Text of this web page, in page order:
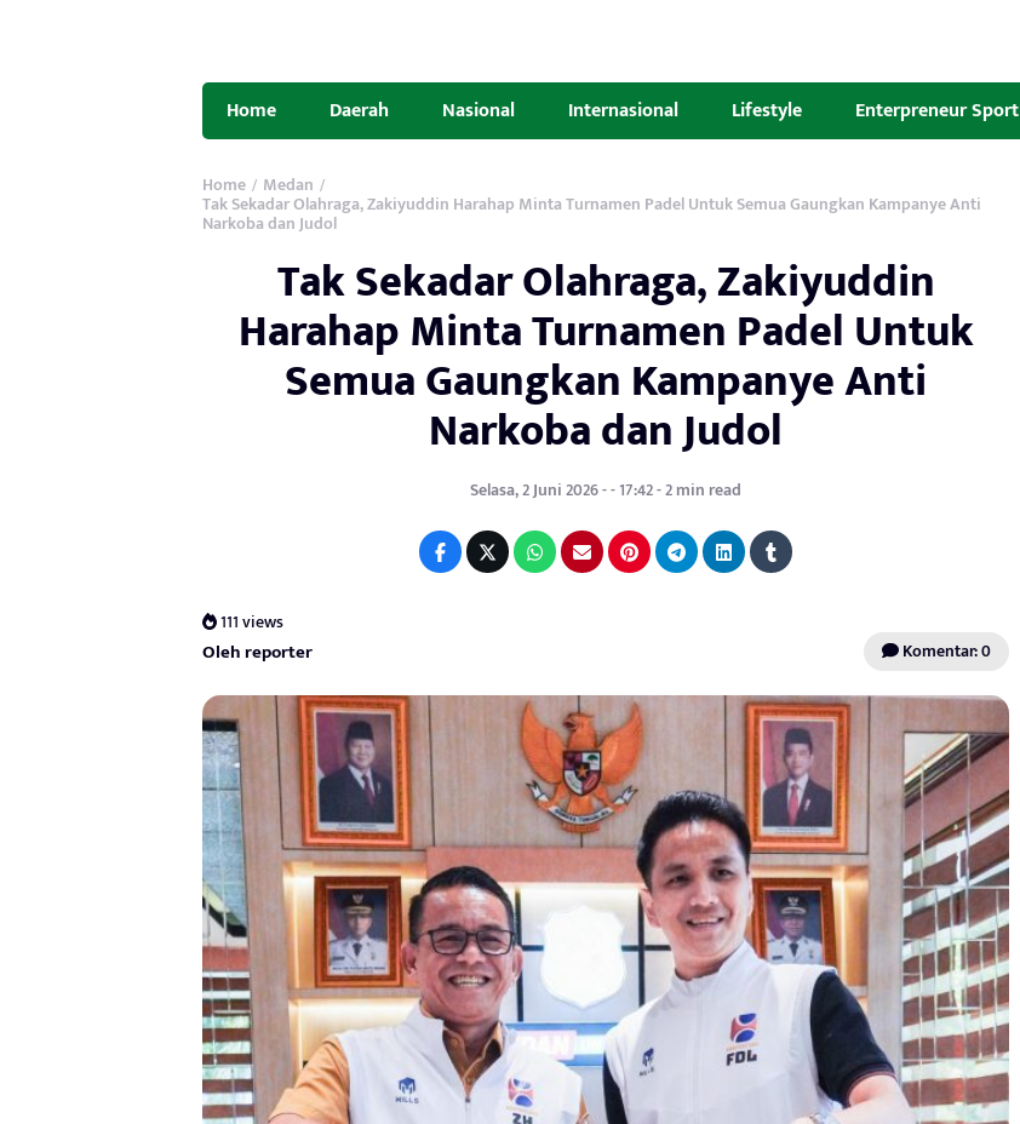
Home Daerah Nasional Internasional Lifestyle Enterpreneur Sport
Home / Medan /
Tak Sekadar Olahraga, Zakiyuddin Harahap Minta Turnamen Padel Untuk Semua Gaungkan Kampanye Anti
Narkoba dan Judol
Tak Sekadar Olahraga, Zakiyuddin
Harahap Minta Turnamen Padel Untuk
Semua Gaungkan Kampanye Anti
Narkoba dan Judol
Selasa, 2 Juni 2026 - - 17:42 - 2 min read
111 views
Oleh reporter Komentar: 0